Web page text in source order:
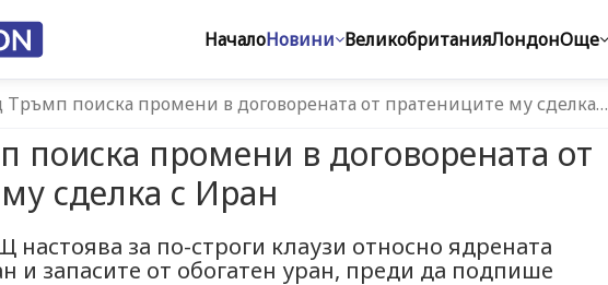
НачалоНовини ВеликобританияЛондонОще
поиска промени в договорената от пратениците му сделка…
поиска промени в договорената от
сделка с Иран
настоява за по-строги клаузи относно ядрената
и запасите от обогатен уран, преди да подпише